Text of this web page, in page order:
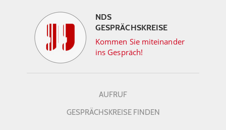
NDS
GESPRÄCHSKREISE
Kommen Sie miteinander
ins Gespräch!
AUFRUF
GESPRÄCHSKREISE FINDEN